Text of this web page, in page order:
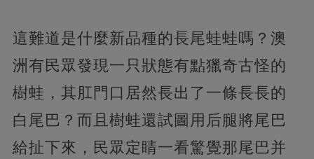
這難道是什麼新品種的長尾蛙蛙嗎？澳
洲有民眾發現一只狀態有點獵奇古怪的
樹蛙，其肛門口居然長出了一條長長的
白尾巴？而且樹蛙還試圖用后腿將尾巴
給扯下來，民眾定睛一看驚覺那尾巴并